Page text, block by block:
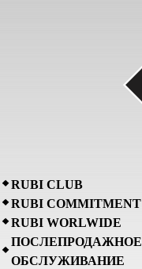
RUBI CLUB
RUBI COMMITMENT
RUBI WORLWIDE
ПОСЛЕПРОДАЖНОЕ
ОБСЛУЖИВАНИЕ